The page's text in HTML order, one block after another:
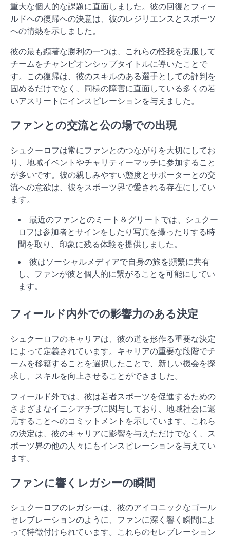
重大な個人的な課題に直面しました。彼の回復とフィー
ルドへの復帰への決意は、彼のレジリエンスとスポーツ
への情熱を示しました。
彼の最も顕著な勝利の一つは、これらの怪我を克服して
チームをチャンピオンシップタイトルに導いたことで
す。この復帰は、彼のスキルのある選手としての評判を
固めるだけでなく、同様の障害に直面している多くの若
いアスリートにインスピレーションを与えました。
ファンとの交流と公の場での出現
シュクーロフは常にファンとのつながりを大切にしてお
り、地域イベントやチャリティーマッチに参加すること
が多いです。彼の親しみやすい態度とサポーターとの交
流への意欲は、彼をスポーツ界で愛される存在にしてい
ます。
最近のファンとのミート＆グリートでは、シュクー
ロフは参加者とサインをしたり写真を撮ったりする時
間を取り、印象に残る体験を提供しました。
彼はソーシャルメディアで自身の旅を頻繁に共有
し、ファンが彼と個人的に繋がることを可能にしてい
ます。
フィールド内外での影響力のある決定
シュクーロフのキャリアは、彼の道を形作る重要な決定
によって定義されています。キャリアの重要な段階でチ
ームを移籍することを選択したことで、新しい機会を探
求し、スキルを向上させることができました。
フィールド外では、彼は若者スポーツを促進するための
さまざまなイニシアチブに関与しており、地域社会に還
元することへのコミットメントを示しています。これら
の決定は、彼のキャリアに影響を与えただけでなく、ス
ポーツ界の他の人々にもインスピレーションを与えてい
ます。
ファンに響くレガシーの瞬間
シュクーロフのレガシーは、彼のアイコニックなゴール
セレブレーションのように、ファンに深く響く瞬間によ
って特徴付けられています。これらのセレブレーション